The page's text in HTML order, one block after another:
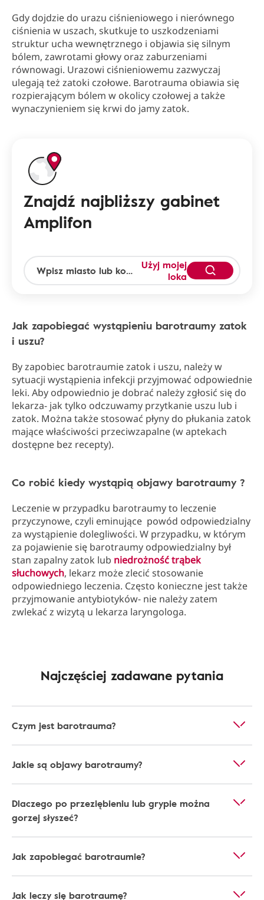
Gdy dojdzie do urazu ciśnieniowego i nierównego
ciśnienia w uszach, skutkuje to uszkodzeniami
struktur ucha wewnętrznego i objawia się silnym
bólem, zawrotami głowy oraz zaburzeniami
równowagi. Urazowi ciśnieniowemu zazwyczaj
ulegają też zatoki czołowe. Barotrauma obiawia się
rozpierającym bólem w okolicy czołowej a także
wynaczynieniem się krwi do jamy zatok.
Znajdź najbliższy gabinet
Amplifon
Użyj mojej
loka
Jak zapobiegać wystąpieniu barotraumy zatok
i uszu?
By zapobiec barotraumie zatok i uszu, należy w
sytuacji wystąpienia infekcji przyjmować odpowiednie
leki. Aby odpowiednio je dobrać należy zgłosić się do
lekarza- jak tylko odczuwamy przytkanie uszu lub i
zatok. Można także stosować płyny do płukania zatok
mające właściwości przeciwzapalne (w aptekach
dostępne bez recepty).
Co robić kiedy wystąpią objawy barotraumy ?
Leczenie w przypadku barotraumy to leczenie
przyczynowe, czyli eminujące powód odpowiedzialny
za wystąpienie dolegliwości. W przypadku, w którym
za pojawienie się barotraumy odpowiedzialny był
stan zapalny zatok lub niedrożność trąbek
słuchowych, lekarz może zlecić stosowanie
odpowiedniego leczenia. Często konieczne jest także
przyjmowanie antybiotyków- nie należy zatem
zwlekać z wizytą u lekarza laryngologa.
Najczęściej zadawane pytania
Czym jest barotrauma?
Jakie są objawy barotraumy?
Dlaczego po przeziębieniu lub grypie można
gorzej słyszeć?
Jak zapobiegać barotraumie?
Jak leczy się barotraumę?